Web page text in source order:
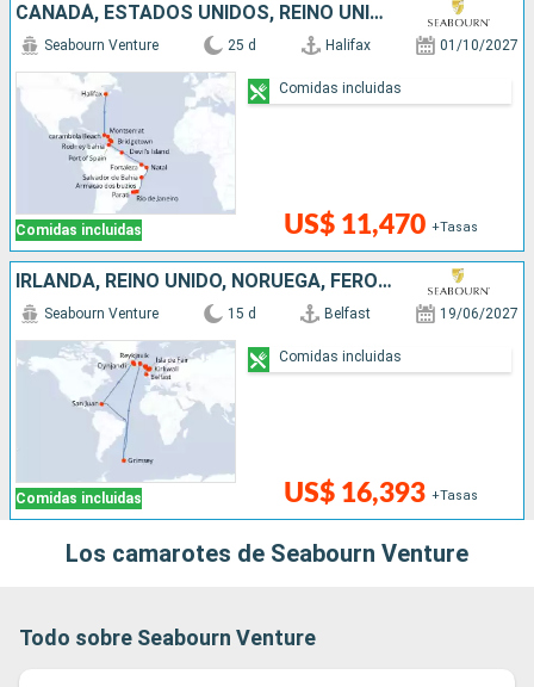
CANADÁ, ESTADOS UNIDOS, REINO UNIDO, SANTA LUCIA, BARBADOS, TRINIDAD Y TOBAGO, FRANCIA, BRASIL
Comidas incluidas
Seabourn Venture 25 d Halifax 01/10/2027
US$ 11,470 +Tasas
Comidas incluidas
IRLANDA, REINO UNIDO, NORUEGA, FÉROES (ISLAS), DINAMARCA, ISLANDIA, PUERTO RICO
Comidas incluidas
Seabourn Venture 15 d Belfast 19/06/2027
US$ 16,393 +Tasas
Comidas incluidas
Los camarotes de Seabourn Venture
Todo sobre Seabourn Venture